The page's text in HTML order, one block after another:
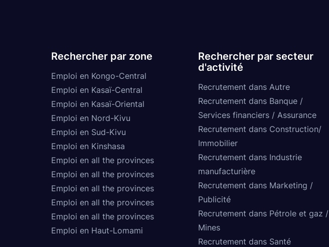
Rechercher par zone
Emploi en Kongo-Central
Emploi en Kasaï-Central
Emploi en Kasaï-Oriental
Emploi en Nord-Kivu
Emploi en Sud-Kivu
Emploi en Kinshasa
Emploi en all the provinces
Emploi en all the provinces
Emploi en all the provinces
Emploi en all the provinces
Emploi en all the provinces
Emploi en Haut-Lomami
Rechercher par secteur
d'activité
Recrutement dans Autre
Recrutement dans Banque /
Services financiers / Assurance
Recrutement dans Construction/
Immobilier
Recrutement dans Industrie
manufacturière
Recrutement dans Marketing /
Publicité
Recrutement dans Pétrole et gaz /
Mines
Recrutement dans Santé